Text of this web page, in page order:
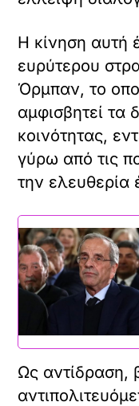
Η κίνηση αυτή
ευρύτερου
Όρμπαν, το
αμφισβητεί τα
κοινότητας,
γύρω από τις
την ελευθερία
Ως αντίδραση,